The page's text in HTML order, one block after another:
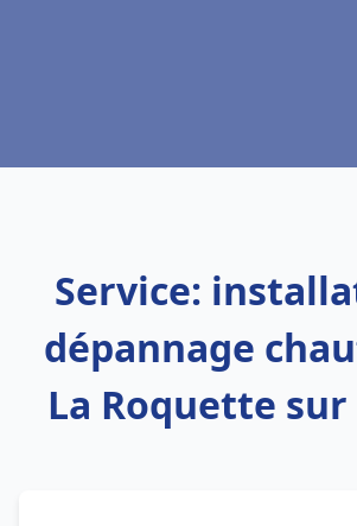
Service:
dépannage
La Roquette sur